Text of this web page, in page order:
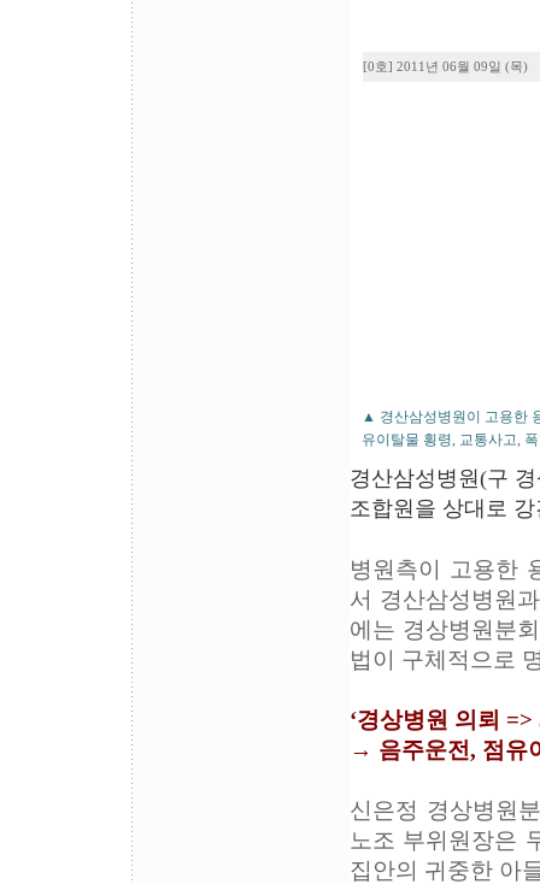
[0호] 2011년 06월 09일 (목)
▲ 경산삼성병원이 고용한
유이탈물 횡령, 교통사고,
경산삼성병원(구
조합원을 상대로
병원측이 고용한
서 경산삼성병원
에는 경상병원분
법이 구체적으로
‘경상병원 의뢰
→ 음주운전, 점유
신은정 경상병원
노조 부위원장은
집안의 귀중한 아